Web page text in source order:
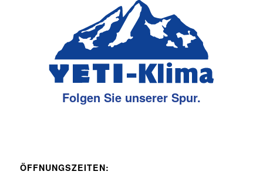
Folgen Sie unserer Spur.
ÖFFNUNGSZEITEN: